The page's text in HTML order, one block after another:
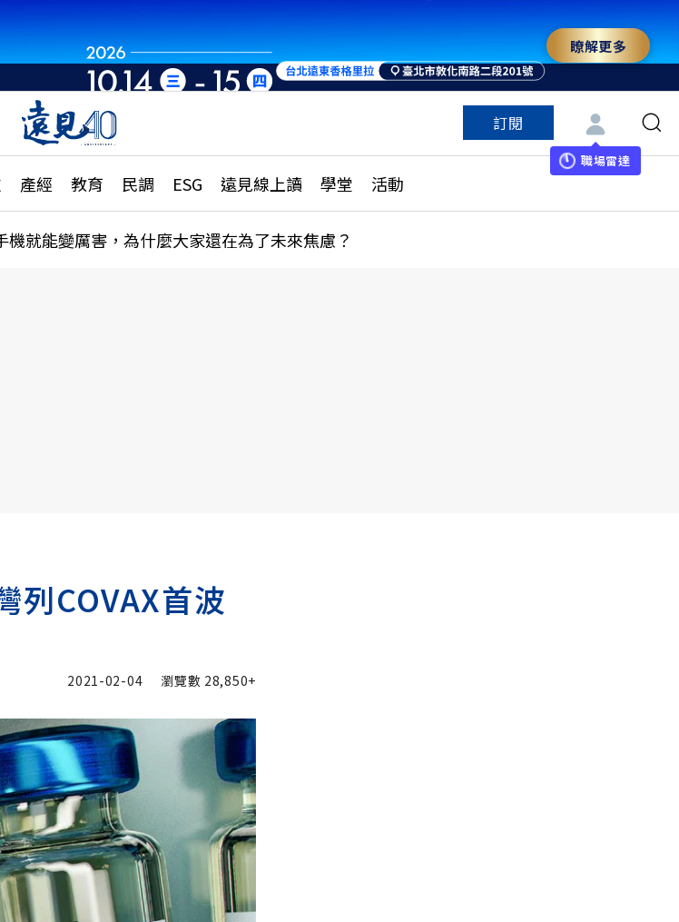
瞭解更多
訂閱
職場雷達
產經 教育 民調 ESG 遠見線上讀 學堂 活動
特輯
大學升學、職涯攻略
縣市施政調查全解析
更多訂閱方案
特色頻道
機就能變厲害，為什麼大家還在為了未來焦慮？
列COVAX首波
2021-02-04 瀏覽數 28,850+